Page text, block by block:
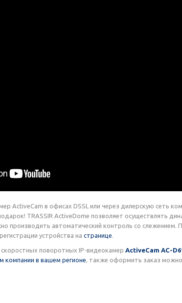
ActiveCam в офисах DSSL или через дилерскую сеть
TRASSIR ActiveDome позволяет осуществлять
производить автоматический контроль со слежением.
устройства на странице.
поворотных IP-видеокамер ActiveCam AC-
компании в вашем регионе, также оформить заказ